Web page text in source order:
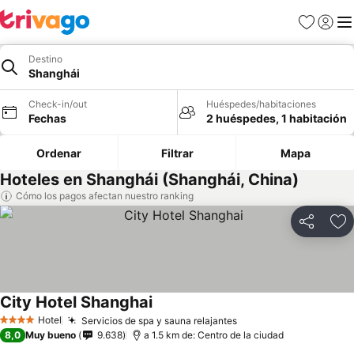
Favoritos
Iniciar
Destino
Shanghái
Check-in/out
Fechas
Huéspedes/habitaciones
2 huéspedes, 1 habitación
Ordenar Filtrar Mapa
Hoteles en Shanghái (Shanghái, China)
Cómo los pagos afectan nuestro ranking
Compartir
4 EstrellasHotel Servicios de spa y sauna relajantes
City Hotel Shanghai
8,0 Muy bueno 9.638 a 1.5 km de: Centro de la ciudad